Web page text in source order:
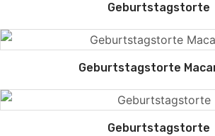
Geburtstagstorte
Geburtstagstorte
Geburtstagstorte